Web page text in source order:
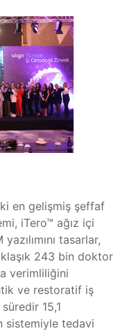
en gelişmiş şeffaf
iTero™ ağız içi
tasarlar,
243 bin doktor
verimliliğini
ve restoratif iş
süredir 15,1
sistemiyle tedavi